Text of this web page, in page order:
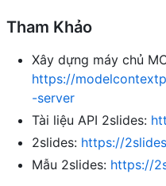
Tham Khảo
Xây dựng máy chủ
https://
-server
Tài liệu API 2slides:
2slides: https://
Mẫu 2slides: https://